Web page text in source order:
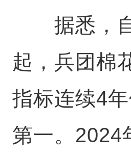
据悉，自
起，兵团棉
指标连续4
第一。2024